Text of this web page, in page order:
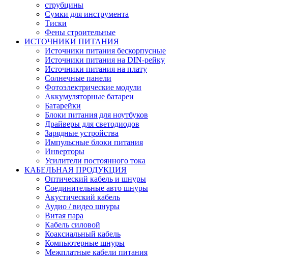
струбцины
Сумки для инструмента
Тиски
Фены строительные
ИСТОЧНИКИ ПИТАНИЯ
Источники питания бескорпусные
Источники питания на DIN-рейку
Источники питания на плату
Солнечные панели
Фотоэлектрические модули
Аккумуляторные батареи
Батарейки
Блоки питания для ноутбуков
Драйверы для светодиодов
Зарядные устройства
Импульсные блоки питания
Инверторы
Усилители постоянного тока
КАБЕЛЬНАЯ ПРОДУКЦИЯ
Оптический кабель и шнуры
Соединительные авто шнуры
Акустический кабель
Аудио / видео шнуры
Витая пара
Кабель силовой
Коаксиальный кабель
Компьютерные шнуры
Межплатные кабели питания